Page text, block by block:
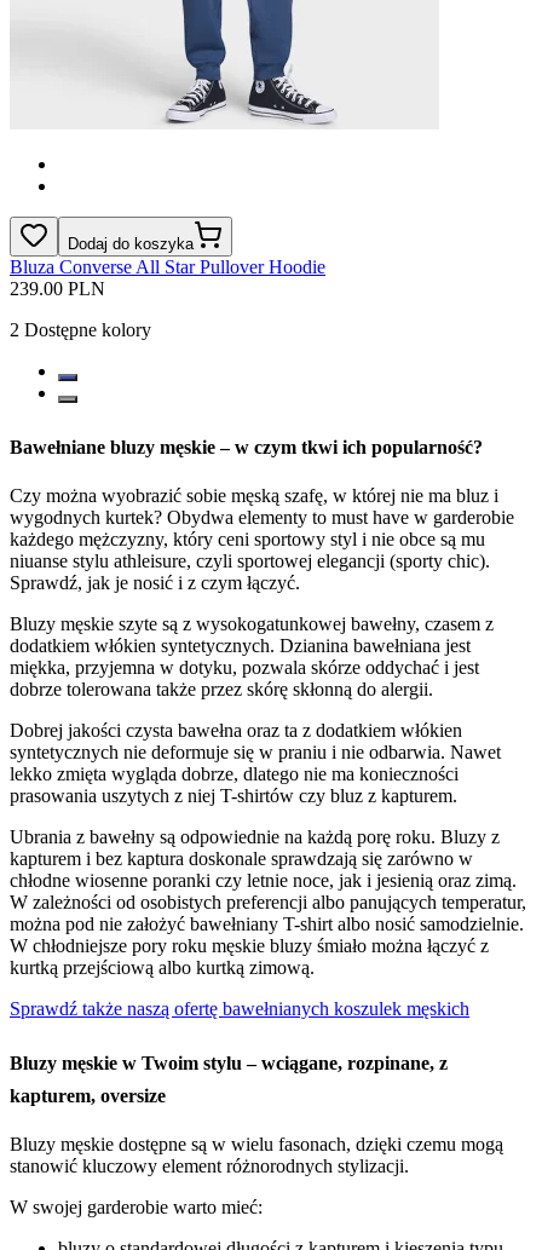
Dodaj do koszyka
Bluza Converse All Star Pullover Hoodie
239.00 PLN
2 Dostępne kolory
Bawełniane bluzy męskie – w czym tkwi ich popularność?
Czy można wyobrazić sobie męską szafę, w której nie ma bluz i
wygodnych kurtek? Obydwa elementy to must have w garderobie
każdego mężczyzny, który ceni sportowy styl i nie obce są mu
niuanse stylu athleisure, czyli sportowej elegancji (sporty chic).
Sprawdź, jak je nosić i z czym łączyć.
Bluzy męskie szyte są z wysokogatunkowej bawełny, czasem z
dodatkiem włókien syntetycznych. Dzianina bawełniana jest
miękka, przyjemna w dotyku, pozwala skórze oddychać i jest
dobrze tolerowana także przez skórę skłonną do alergii.
Dobrej jakości czysta bawełna oraz ta z dodatkiem włókien
syntetycznych nie deformuje się w praniu i nie odbarwia. Nawet
lekko zmięta wygląda dobrze, dlatego nie ma konieczności
prasowania uszytych z niej T-shirtów czy bluz z kapturem.
Ubrania z bawełny są odpowiednie na każdą porę roku. Bluzy z
kapturem i bez kaptura doskonale sprawdzają się zarówno w
chłodne wiosenne poranki czy letnie noce, jak i jesienią oraz zimą.
W zależności od osobistych preferencji albo panujących temperatur,
można pod nie założyć bawełniany T-shirt albo nosić samodzielnie.
W chłodniejsze pory roku męskie bluzy śmiało można łączyć z
kurtką przejściową albo kurtką zimową.
Sprawdź także naszą ofertę bawełnianych koszulek męskich
Bluzy męskie w Twoim stylu – wciągane, rozpinane, z
kapturem, oversize
Bluzy męskie dostępne są w wielu fasonach, dzięki czemu mogą
stanowić kluczowy element różnorodnych stylizacji.
W swojej garderobie warto mieć: